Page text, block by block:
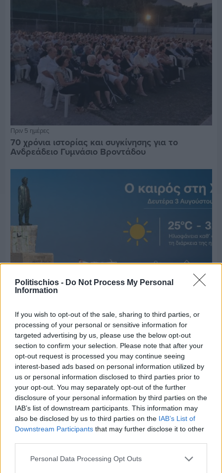
Politischios - Do Not Process My Personal
Information
If you wish to opt-out of the sale, sharing to third parties, or
processing of your personal or sensitive information for
targeted advertising by us, please use the below opt-out
section to confirm your selection. Please note that after your
opt-out request is processed you may continue seeing
interest-based ads based on personal information utilized by
us or personal information disclosed to third parties prior to
your opt-out. You may separately opt-out of the further
disclosure of your personal information by third parties on the
IAB’s list of downstream participants. This information may
also be disclosed by us to third parties on the IAB’s List of
Downstream Participants that may further disclose it to other
Personal Data Processing Opt Outs
Πριν 5 ημέρες
70 χρόνια ιστορίας και συγκίνησης για το
Ανδρεάδειο Γυμνάσιο Βροντάδου
Πριν 5 ημέρες
Ο καιρός στη Χίο, σήμερα 3 Αυγούστου 2026
Διαφήμιση